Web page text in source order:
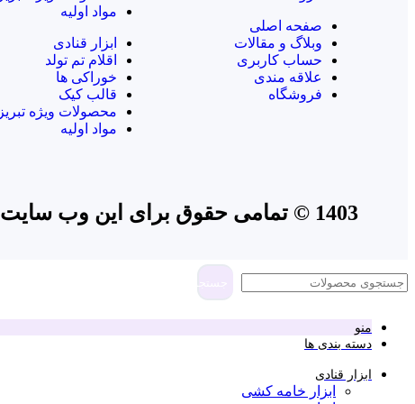
صفحه اصلی
وبلاگ و مقالات
حساب کاربری
علاقه مندی
فروشگاه
مواد اولیه
ابزار قنادی
اقلام تم تولد
خوراکی ها
قالب کیک
محصولات ویژه تبریز
مواد اولیه
1403 © تمامی حقوق برای این وب سایت محفوظ است | طراحی و پشتیبانی :
منو
دسته بندی ها
ابزار قنادی
ابزار خامه کشی